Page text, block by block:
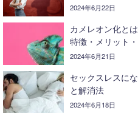
2024年6月22日
カメレオン化と
特徴・メリット
2024年6月21日
セックスレスに
と解消法
2024年6月18日